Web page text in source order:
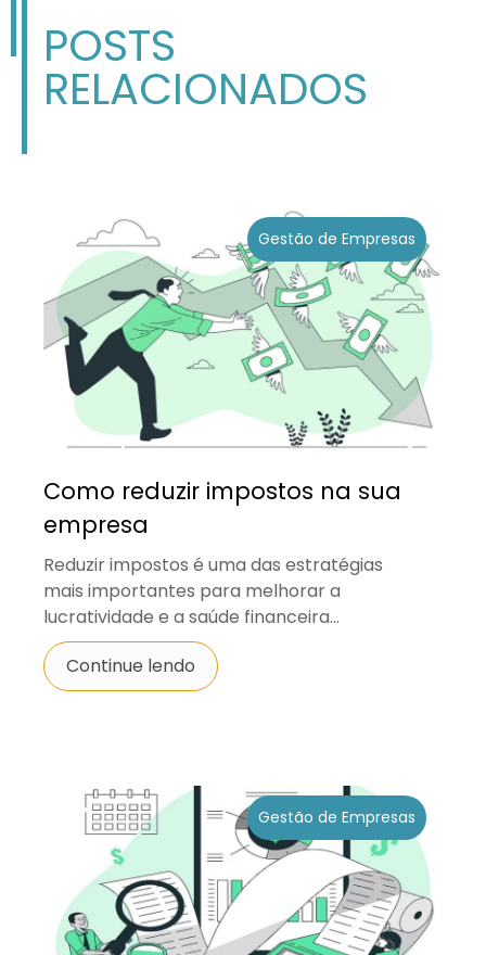
POSTS
RELACIONADOS
Gestão de Empresas
Como reduzir impostos na sua
empresa
Reduzir impostos é uma das estratégias
mais importantes para melhorar a
lucratividade e a saúde financeira...
Continue lendo
Gestão de Empresas